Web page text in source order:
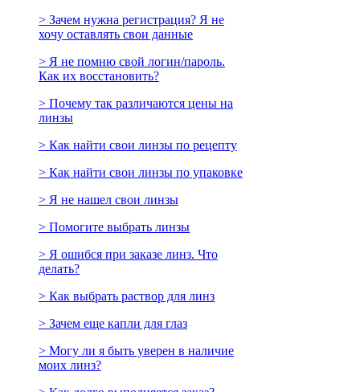
> Зачем нужна регистрация? Я не
хочу оставлять свои данные
> Я не помню свой логин/пароль.
Как их восстановить?
> Почему так различаются цены на
линзы
> Как найти свои линзы по рецепту
> Как найти свои линзы по упаковке
> Я не нашел свои линзы
> Помогите выбрать линзы
> Я ошибся при заказе линз. Что
делать?
> Как выбрать раствор для линз
> Зачем еще капли для глаз
> Могу ли я быть уверен в наличие
моих линз?